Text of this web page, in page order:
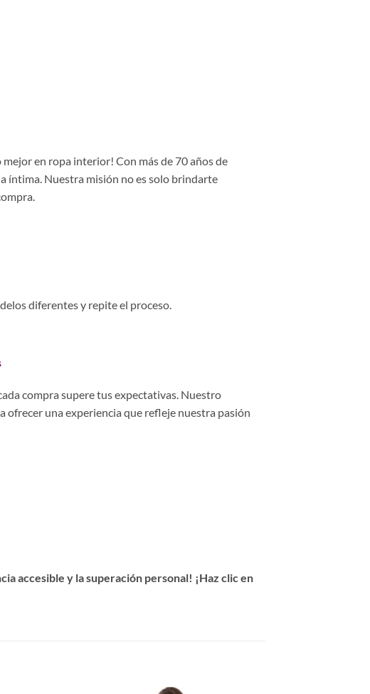
en ropa interior! Con más de 70 años de
íntima. Nuestra misión no es solo brindarte
diferentes y repite el proceso.
compra supere tus expectativas. Nuestro
ofrecer una experiencia que refleje nuestra pasión
accesible y la superación personal! ¡Haz clic en